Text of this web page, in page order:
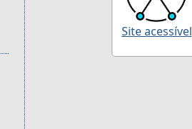
Site acessível